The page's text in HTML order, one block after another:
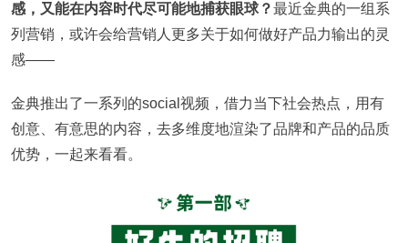
感，又能在内容时代尽可能地捕获眼球？最近金典的一组系
列营销，或许会给营销人更多关于如何做好产品力输出的灵
感——
金典推出了一系列的social视频，借力当下社会热点，用有
创意、有意思的内容，去多维度地渲染了品牌和产品的品质
优势，一起来看看。